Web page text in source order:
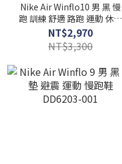
Nike Air Winflo10 男 黑 慢
跑 訓練 舒適 路跑 運動 休閒
慢跑鞋 DV4022-003
NT$2,970
NT$3,300